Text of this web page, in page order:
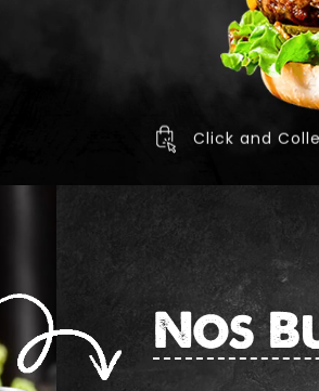
Click and
Nos